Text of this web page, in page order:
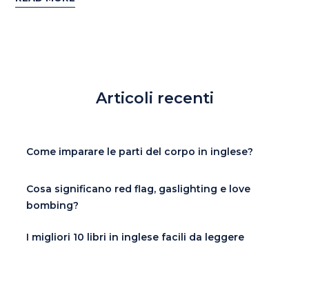
Articoli recenti
Come imparare le parti del corpo in inglese?
Cosa significano red flag, gaslighting e love
bombing?
I migliori 10 libri in inglese facili da leggere